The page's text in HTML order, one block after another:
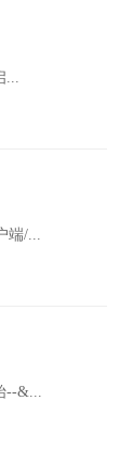
...
端/...
--&...